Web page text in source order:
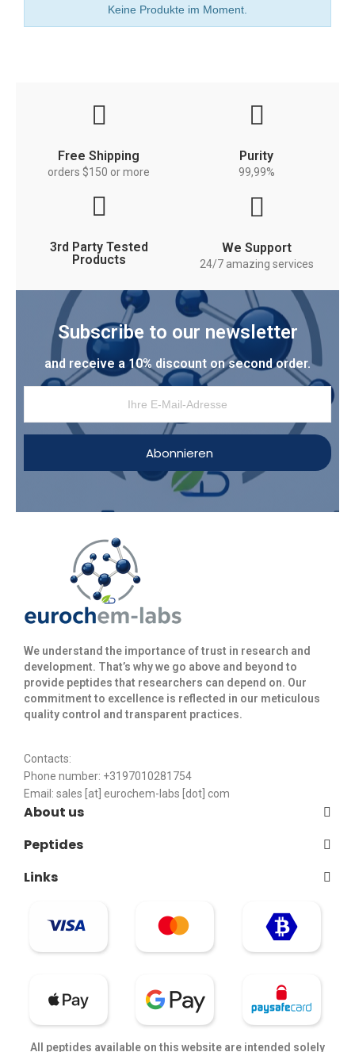
Keine Produkte im Moment.
Free Shipping
orders $150 or more
Purity
99,99%
3rd Party Tested
Products
We Support
24/7 amazing services
Subscribe to our newsletter
and receive a 10% discount on second order.
Abonnieren
We understand the importance of trust in research and
development. That’s why we go above and beyond to
provide peptides that researchers can depend on. Our
commitment to excellence is reflected in our meticulous
quality control and transparent practices. ​
Contacts:
Phone number: +3197010281754
Email: sales [at] eurochem-labs [dot] com
About us
Peptides
Links
All peptides available on this website are intended solely